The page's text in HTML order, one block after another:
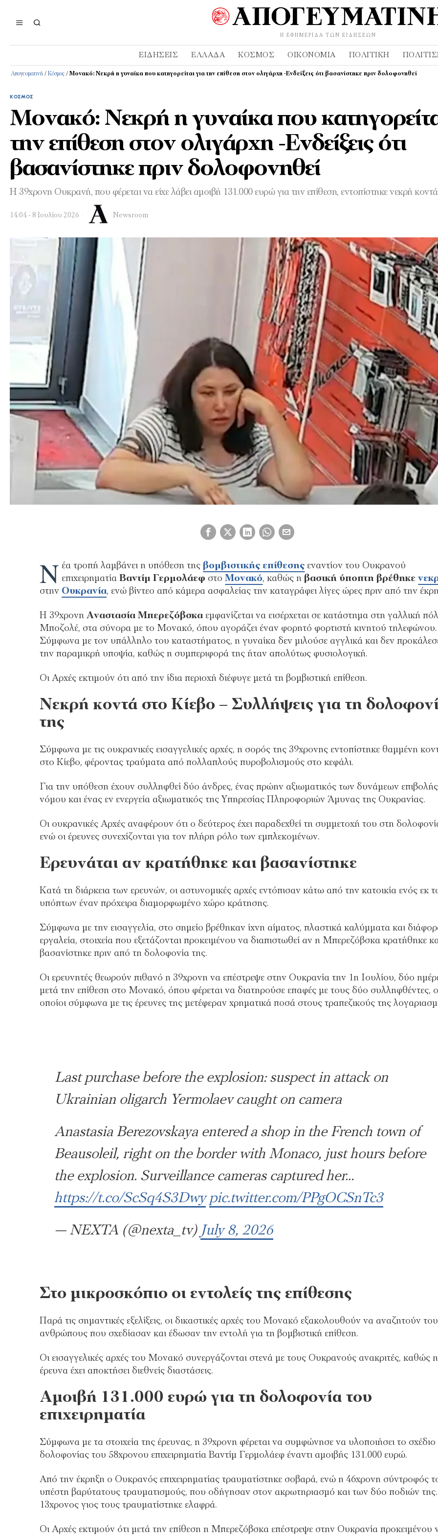
Η ΕΦΗΜΕΡΊΔΑ ΤΩΝ ΕΙΔΉΣΕΩΝ
ΕΙΔΉΣΕΙΣ ΕΛΛΆΔΑ ΚΌΣΜΟΣ ΟΙΚΟΝΟΜΊΑ ΠΟΛΙΤΙΚΉ
Απογευματινή / Κόσμος / Μονακό: Νεκρή η γυναίκα που κατηγορείται για την επίθεση στον ολιγάρχη -Ενδείξεις ότι βασανίστηκε πριν δολοφονηθεί
ΚΌΣΜΟΣ
Μονακό: Νεκρή η γυναίκα που
την επίθεση στον ολιγάρχη -Ενδείξεις ότι
βασανίστηκε πριν δολοφονηθεί
Η 39χρονη Ουκρανή, που φέρεται να είχε λάβει αμοιβή 131.000 ευρώ για την επίθεση, εντοπίστηκε νεκρή
14:04 - 8 Ιουλίου 2026 Newsroom
Ν έα τροπή λαμβάνει η υπόθεση της βομβιστικής επίθεσης εναντίον του Ουκρανού
επιχειρηματίαΒαντίμ Γερμολάεφ στοΜονακό, καθώς η βασική ύποπτη βρέθηκε
στην Ουκρανία, ενώ βίντεο από κάμερα ασφαλείας την καταγράφει λίγες ώρες πριν από την
Η 39χρονη Αναστασία Μπερεζόβσκαεμφανίζεται να εισέρχεται σε κατάστημα στη γαλλική
Μποζολέ, στα σύνορα με το Μονακό, όπου αγοράζει έναν φορητό φορτιστή κινητού τηλεφώνου.
Σύμφωνα με τον υπάλληλο του καταστήματος, η γυναίκα δεν μιλούσε αγγλικά και δεν
την παραμικρή υποψία, καθώς η συμπεριφορά της ήταν απολύτως φυσιολογική.
Οι Αρχές εκτιμούν ότι από την ίδια περιοχή διέφυγε μετά τη βομβιστική επίθεση.
Νεκρή κοντά στο Κίεβο – Συλλήψεις για τη
της
Σύμφωνα με τις ουκρανικές εισαγγελικές αρχές, η σορός της 39χρονης εντοπίστηκε θαμμένη
στο Κίεβο, φέροντας τραύματα από πολλαπλούς πυροβολισμούς στο κεφάλι.
Για την υπόθεση έχουν συλληφθεί δύο άνδρες, ένας πρώην αξιωματικός των δυνάμεων
νόμου και ένας εν ενεργεία αξιωματικός της Υπηρεσίας Πληροφοριών Άμυνας της Ουκρανίας.
Οι ουκρανικές Αρχές αναφέρουν ότι ο δεύτερος έχει παραδεχθεί τη συμμετοχή του στη
ενώ οι έρευνες συνεχίζονται για τον πλήρη ρόλο των εμπλεκομένων.
Ερευνάται αν κρατήθηκε και βασανίστηκε
Κατά τη διάρκεια των ερευνών, οι αστυνομικές αρχές εντόπισαν κάτω από την κατοικία ενός εκ
υπόπτων έναν πρόχειρα διαμορφωμένο χώρο κράτησης.
Σύμφωνα με την εισαγγελία, στο σημείο βρέθηκαν ίχνη αίματος, πλαστικά καλύμματα και
εργαλεία, στοιχεία που εξετάζονται προκειμένου να διαπιστωθεί αν η Μπερεζόβσκα κρατήθηκε
βασανίστηκε πριν από τη δολοφονία της.
Οι ερευνητές θεωρούν πιθανό η 39χρονη να επέστρεψε στην Ουκρανία την 1η Ιουλίου, δύο
μετά την επίθεση στο Μονακό, όπου φέρεται να διατηρούσε επαφές με τους δύο συλληφθέντες,
οποίοι σύμφωνα με τις έρευνες της μετέφεραν χρηματικά ποσά στους τραπεζικούς της
Last purchase before the explosion: suspect in attack on
Ukrainian oligarch Yermolaev caught on camera
Anastasia Berezovskaya entered a shop in the French town of
Beausoleil, right on the border with Monaco, just hours before
the explosion. Surveillance cameras captured her…
https://t.co/ScSq4S3Dwy pic.twitter.com/PPgOCSnTc3
— NEXTA (@nexta_tv) July 8, 2026
Στο μικροσκόπιο οι εντολείς της επίθεσης
Παρά τις σημαντικές εξελίξεις, οι δικαστικές αρχές του Μονακό εξακολουθούν να αναζητούν
ανθρώπους που σχεδίασαν και έδωσαν την εντολή για τη βομβιστική επίθεση.
Οι εισαγγελικές αρχές του Μονακό συνεργάζονται στενά με τους Ουκρανούς ανακριτές, καθώς η
έρευνα έχει αποκτήσει διεθνείς διαστάσεις.
Αμοιβή 131.000 ευρώ για τη δολοφονία του
επιχειρηματία
Σύμφωνα με τα στοιχεία της έρευνας, η 39χρονη φέρεται να συμφώνησε να υλοποιήσει το σχέδιο
δολοφονίας του 58χρονου επιχειρηματία Βαντίμ Γερμολάεφ έναντι αμοιβής 131.000 ευρώ.
Από την έκρηξη ο Ουκρανός επιχειρηματίας τραυματίστηκε σοβαρά, ενώ η 46χρονη σύντροφός
υπέστη βαρύτατους τραυματισμούς, που οδήγησαν στον ακρωτηριασμό και των δύο ποδιών
13χρονος γιος τους τραυματίστηκε ελαφρά.
Οι Αρχές εκτιμούν ότι μετά την επίθεση η Μπερεζόβσκα επέστρεψε στην Ουκρανία προκειμένου